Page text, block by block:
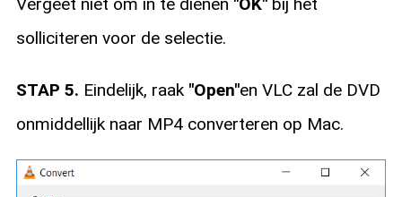
solliciteren voor de selectie.
STAP 5. Eindelijk, raak "Open"en VLC zal de DVD
onmiddellijk naar MP4 converteren op Mac.